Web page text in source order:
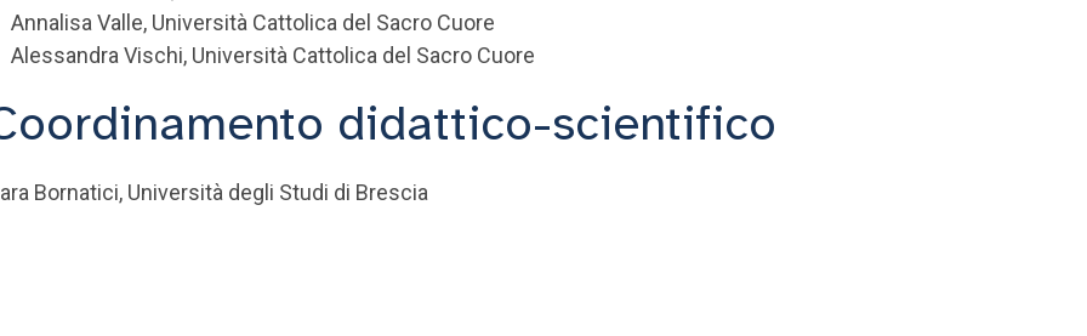
Annalisa Valle, Università Cattolica del Sacro Cuore
Alessandra Vischi, Università Cattolica del Sacro Cuore
didattico-scientifico
Bornatici, Università degli Studi di Brescia